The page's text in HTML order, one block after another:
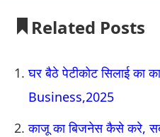
Related Posts
घर बैठे पेटीकोट सिलाई का
Business,2025
काजू का बिजनेस कैसे करे,